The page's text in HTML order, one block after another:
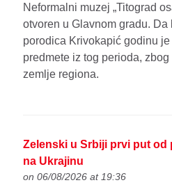
Neformalni muzej „Titograd
otvoren u Glavnom gradu.
porodica Krivokapić godinu
predmete iz tog perioda,
zemlje regiona.
Zelenski u Srbiji prvi put od
na Ukrajinu
on 06/08/2026 at 19:36